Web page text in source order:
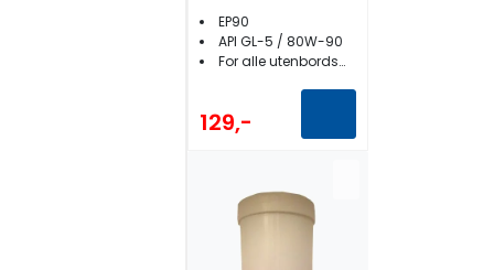
EP90
API GL-5 / 80W-90
For alle utenbordsmotorer
129,-